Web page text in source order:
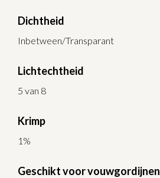
Dichtheid
Inbetween/Transparant
Lichtechtheid
5 van 8
Krimp
1%
Geschikt voor vouwgordijnen